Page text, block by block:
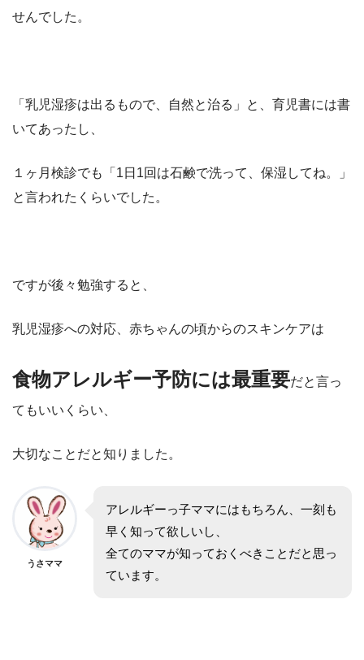
せんでした。
「乳児湿疹は出るもので、自然と治る」と、育児書には書
いてあったし、
１ヶ月検診でも「1日1回は石鹸で洗って、保湿してね。」
と言われたくらいでした。
ですが後々勉強すると、
乳児湿疹への対応、赤ちゃんの頃からのスキンケアは
食物アレルギー予防には最重要だと言っ
てもいいくらい、
大切なことだと知りました。
うさママ
アレルギーっ子ママにはもちろん、一刻も
早く知って欲しいし、
全てのママが知っておくべきことだと思っ
ています。